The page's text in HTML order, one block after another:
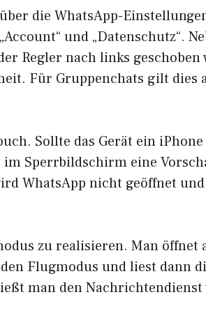
die WhatsApp-
und „Datenschutz“.
Regler nach links geschoben
Für Gruppenchats gilt dies
Sollte das Gerät ein iPhone
Sperrbildschirm eine
WhatsApp nicht geöffnet
zu realisieren. Man öffnet
Flugmodus und liest dann
man den Nachrichtendienst